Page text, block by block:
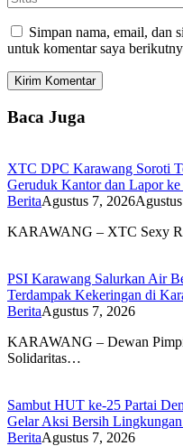
Simpan nama, email, dan
untuk komentar saya
Baca Juga
XTC DPC Karawang Soroti
Geruduk Kantor dan Lapor
BeritaAgustus 7, 2026
KARAWANG – XTC Sexy
PSI Karawang Salurkan Air
Terdampak Kekeringan di
BeritaAgustus 7, 2026
KARAWANG – Dewan
Solidaritas…
Sambut HUT ke-25 Partai
Gelar Aksi Bersih
BeritaAgustus 7, 2026